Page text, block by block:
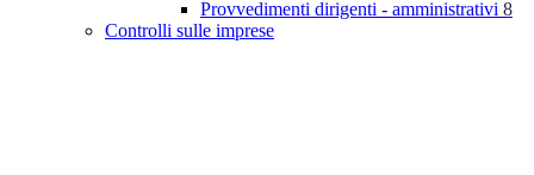
Provvedimenti dirigenti - amministrativi 8
Controlli sulle imprese